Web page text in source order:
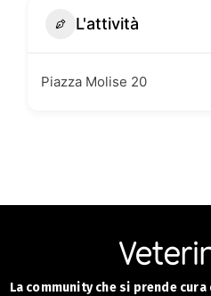
L'attività
Piazza Molise 20
La community che si prende